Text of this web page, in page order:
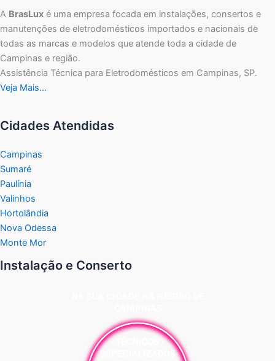
A BrasLux é uma empresa focada em instalações, consertos e
manutenções de eletrodomésticos importados e nacionais de
todas as marcas e modelos que atende toda a cidade de
Campinas e região.
Assistência Técnica para Eletrodomésticos em Campinas, SP.
Veja Mais…
Cidades Atendidas
Campinas
Sumaré
Paulínia
Valinhos
Hortolândia
Nova Odessa
Monte Mor
Instalação e Conserto